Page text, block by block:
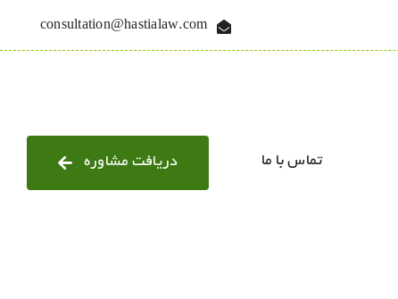
consultation@hastialaw.com
تماس با ما دریافت مشاوره